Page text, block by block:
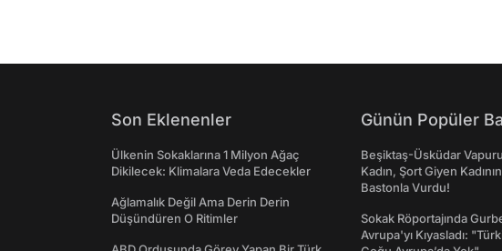
Son Eklenenler
Ülkenin Sokaklarına 1 Milyon Ağaç
Dikilecek: Klimalara Veda Edecekler
Ağlamalık Değil Ama Derin Derin
Düşündüren O Ritimler
Günün Popüler
Beşiktaş-Üsküdar
Kadın, Şort Giyen
Bastonla Vurdu!
Sokak Röportajında
Avrupa'yı Kıyasladı: